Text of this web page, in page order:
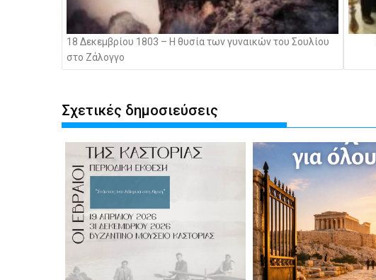
18 Δεκεμβρίου 1803 – Η θυσία των γυναικών του Σουλίου
στο Ζάλογγο
Σχετικές δημοσιεύσεις